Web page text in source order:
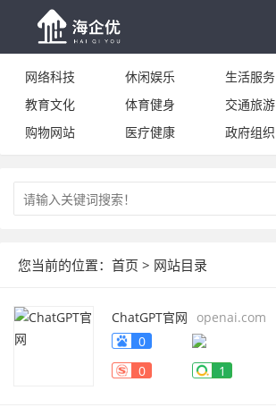
网络科技 休闲娱乐 生活服务
教育文化
体育健身 交通旅游
购物网站
医疗健康 政府组织
您当前的位置： 首页 > 网站目录
ChatGPT官网
openai.com
0
0
1